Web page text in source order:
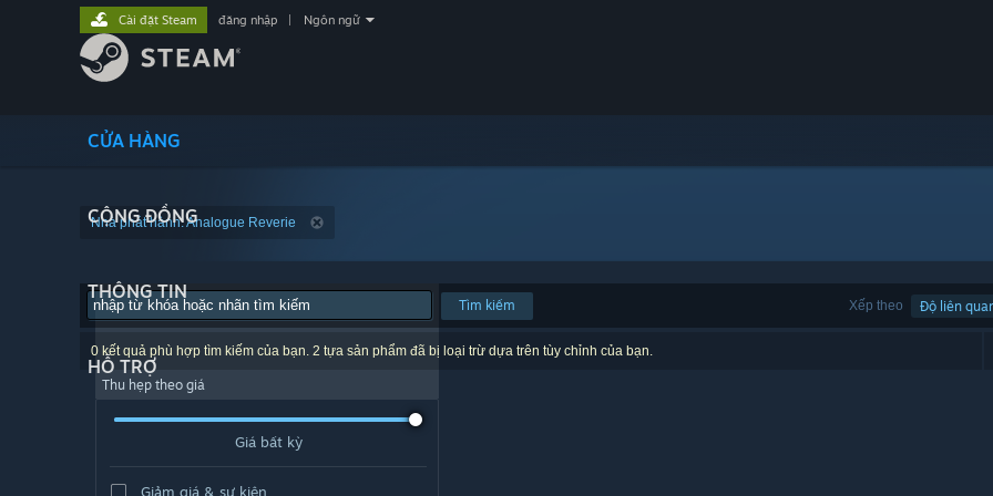
CỬA HÀNG
CỘNG ĐỒNG
THÔNG TIN
HỖ TRỢ
Cài đặt Steam đăng nhập Ngôn ngữ
Nhà phát hành: Analogue Reverie
Xếp theo Độ liên
Tìm kiếm
0 kết quả phù hợp tìm kiếm của bạn. 2 tựa sản phẩm đã bị loại trừ dựa trên tùy chỉnh của bạn.
Thu hẹp theo giá
Giá bất kỳ
Giảm giá & sự kiện